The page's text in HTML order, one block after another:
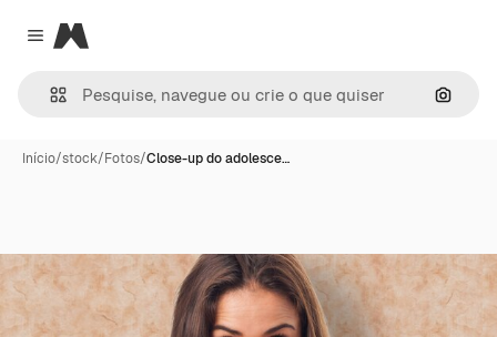
Close menu
Magnific
Início/stock/Fotos/Close-up do adolesce…